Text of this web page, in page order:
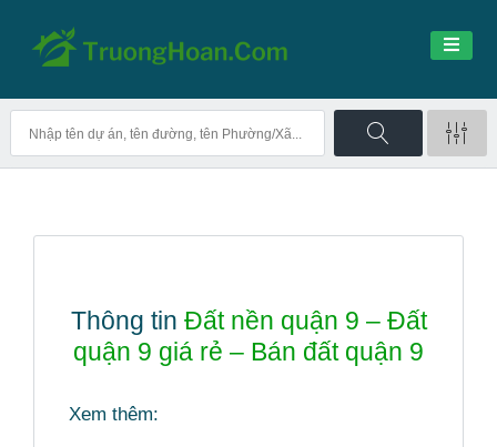
Thông tin Đất nền quận 9 – Đất
quận 9 giá rẻ – Bán đất quận 9
Xem thêm: